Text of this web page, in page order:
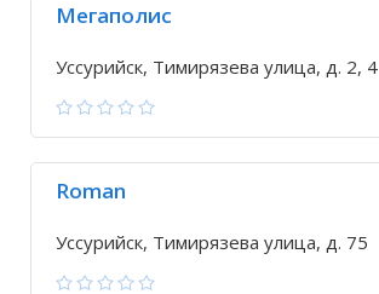
Мегаполис
Уссурийск, Тимирязева улица, д. 2, 4
Roman
Уссурийск, Тимирязева улица, д. 75